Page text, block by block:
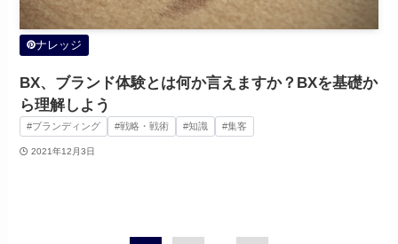
ナレッジ
BX、ブランド体験とは何か言えますか？BXを基礎か
ら理解しよう
#ブランディング #戦略・戦術 #知識 #集客
2021年12月3日